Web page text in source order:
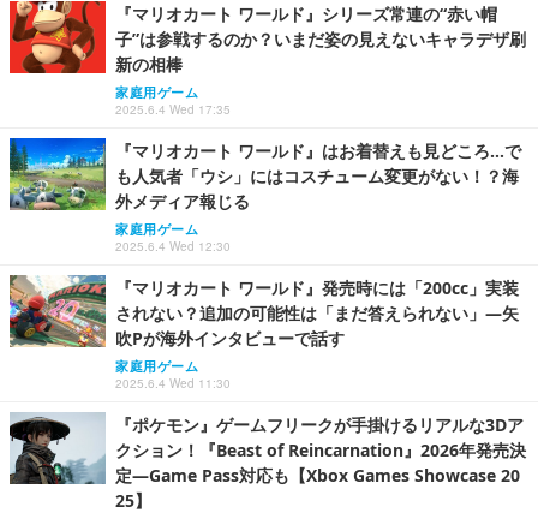
『マリオカート ワールド』シリーズ常連の“赤い帽
子”は参戦するのか？いまだ姿の見えないキャラデザ刷
新の相棒
家庭用ゲーム
2025.6.4 Wed 17:35
『マリオカート ワールド』はお着替えも見どころ…で
も人気者「ウシ」にはコスチューム変更がない！？海
外メディア報じる
家庭用ゲーム
2025.6.4 Wed 12:30
『マリオカート ワールド』発売時には「200cc」実装
されない？追加の可能性は「まだ答えられない」―矢
吹Pが海外インタビューで話す
家庭用ゲーム
2025.6.4 Wed 11:30
『ポケモン』ゲームフリークが手掛けるリアルな3Dア
クション！『Beast of Reincarnation』2026年発売決
定―Game Pass対応も【Xbox Games Showcase 20
25】